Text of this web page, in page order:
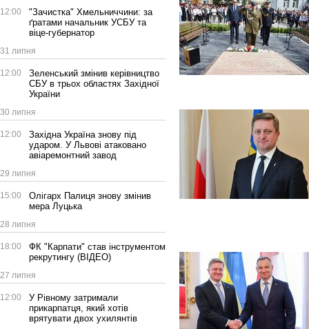
12:00
"Зачистка" Хмельниччини: за
ґратами начальник УСБУ та
віце-губернатор
31 липня
12:00
Зеленський змінив керівництво
СБУ в трьох областях Західної
України
30 липня
12:00
Західна Україна знову під
ударом. У Львові атаковано
авіаремонтний завод
29 липня
15:00
Олігарх Палиця знову змінив
мера Луцька
28 липня
18:00
ФК "Карпати" став інструментом
рекрутингу (ВІДЕО)
27 липня
12:00
У Рівному затримали
прикарпатця, який хотів
врятувати двох ухилянтів